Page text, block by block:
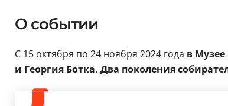
О событии
С 15 октября по 24 ноября 2024 года в Музее
и Георгия Ботка. Два поколения